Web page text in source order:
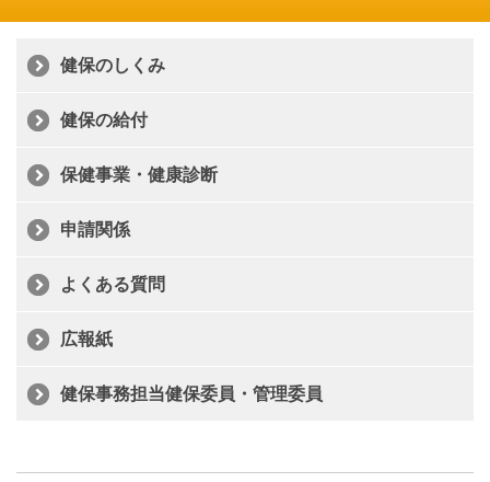
健保のしくみ
健保の給付
保健事業・健康診断
申請関係
よくある質問
広報紙
健保事務担当健保委員・管理委員